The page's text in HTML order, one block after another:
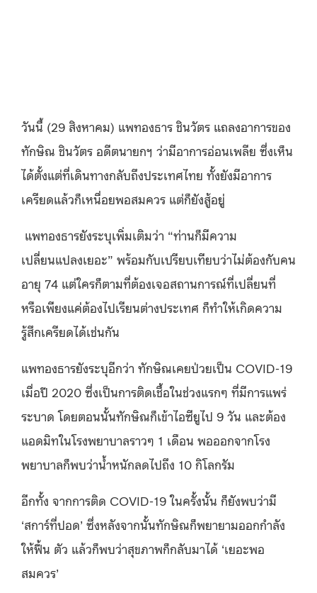
วันนี้ (29 สิงหาคม) แพทองธาร ชินวัตร แถลงอาการของ
ทักษิณ ชินวัตร อดีตนายกฯ ว่ามีอาการอ่อนเพลีย ซึ่งเห็น
ได้ตั้งแต่ที่เดินทางกลับถึงประเทศไทย ทั้งยังมีอาการ
เครียดแล้วก็เหนื่อยพอสมควร แต่ก็ยังสู้อยู่
แพทองธารยังระบุเพิ่มเติมว่า “ท่านก็มีความ
เปลี่ยนแปลงเยอะ” พร้อมกับเปรียบเทียบว่าไม่ต้องกับคน
อายุ 74 แต่ใครก็ตามที่ต้องเจอสถานการณ์ที่เปลี่ยนที่
หรือเพียงแค่ต้องไปเรียนต่างประเทศ ก็ทำให้เกิดความ
รู้สึกเครียดได้เช่นกัน
แพทองธารยังระบุอีกว่า ทักษิณเคยป่วยเป็น COVID-19
เมื่อปี 2020 ซึ่งเป็นการติดเชื้อในช่วงแรกๆ ที่มีการแพร่
ระบาด โดยตอนนั้นทักษิณก็เข้าไอซียูไป 9 วัน และต้อง
แอดมิทในโรงพยาบาลราวๆ 1 เดือน พอออกจากโรง
พยาบาลก็พบว่าน้ำหนักลดไปถึง 10 กิโลกรัม
อีกทั้ง จากการติด COVID-19 ในครั้งนั้น ก็ยังพบว่ามี
‘สการ์ที่ปอด’ ซึ่งหลังจากนั้นทักษิณก็พยายามออกกำลัง
ให้ฟื้น ตัว แล้วก็พบว่าสุขภาพก็กลับมาได้ ‘เยอะพอ
สมควร’